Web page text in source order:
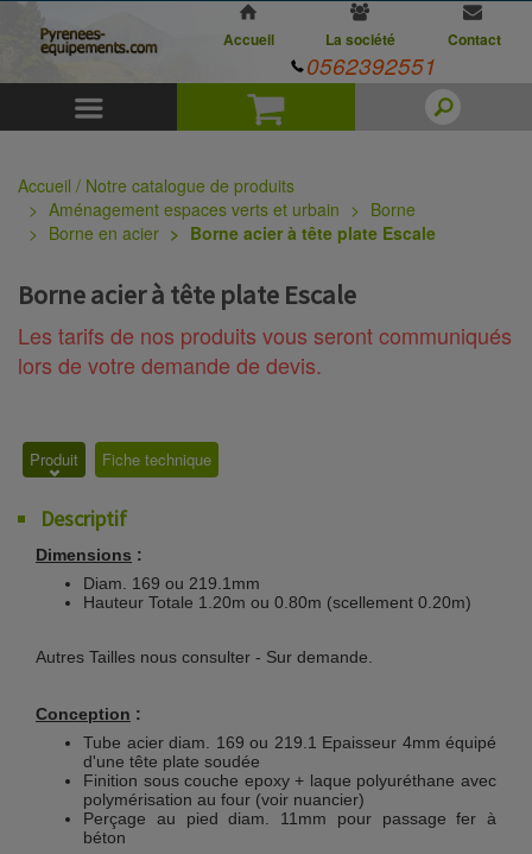
Panier
Accueil La société Contact
0562392551
Accueil / Notre catalogue de produits
Aménagement espaces verts et urbain
Borne
Borne en acier
Borne acier à tête plate Escale
Borne acier à tête plate Escale
Les tarifs de nos produits vous seront communiqués
lors de votre demande de devis.
Produit Fiche technique
Descriptif
Dimensions :
Diam. 169 ou 219.1mm
Hauteur Totale 1.20m ou 0.80m (scellement 0.20m)
Autres Tailles nous consulter - Sur demande.
Conception :
Tube acier diam. 169 ou 219.1 Epaisseur 4mm équipé
d'une tête plate soudée
Finition sous couche epoxy + laque polyuréthane avec
polymérisation au four (voir nuancier)
Perçage au pied diam. 11mm pour passage fer à
béton